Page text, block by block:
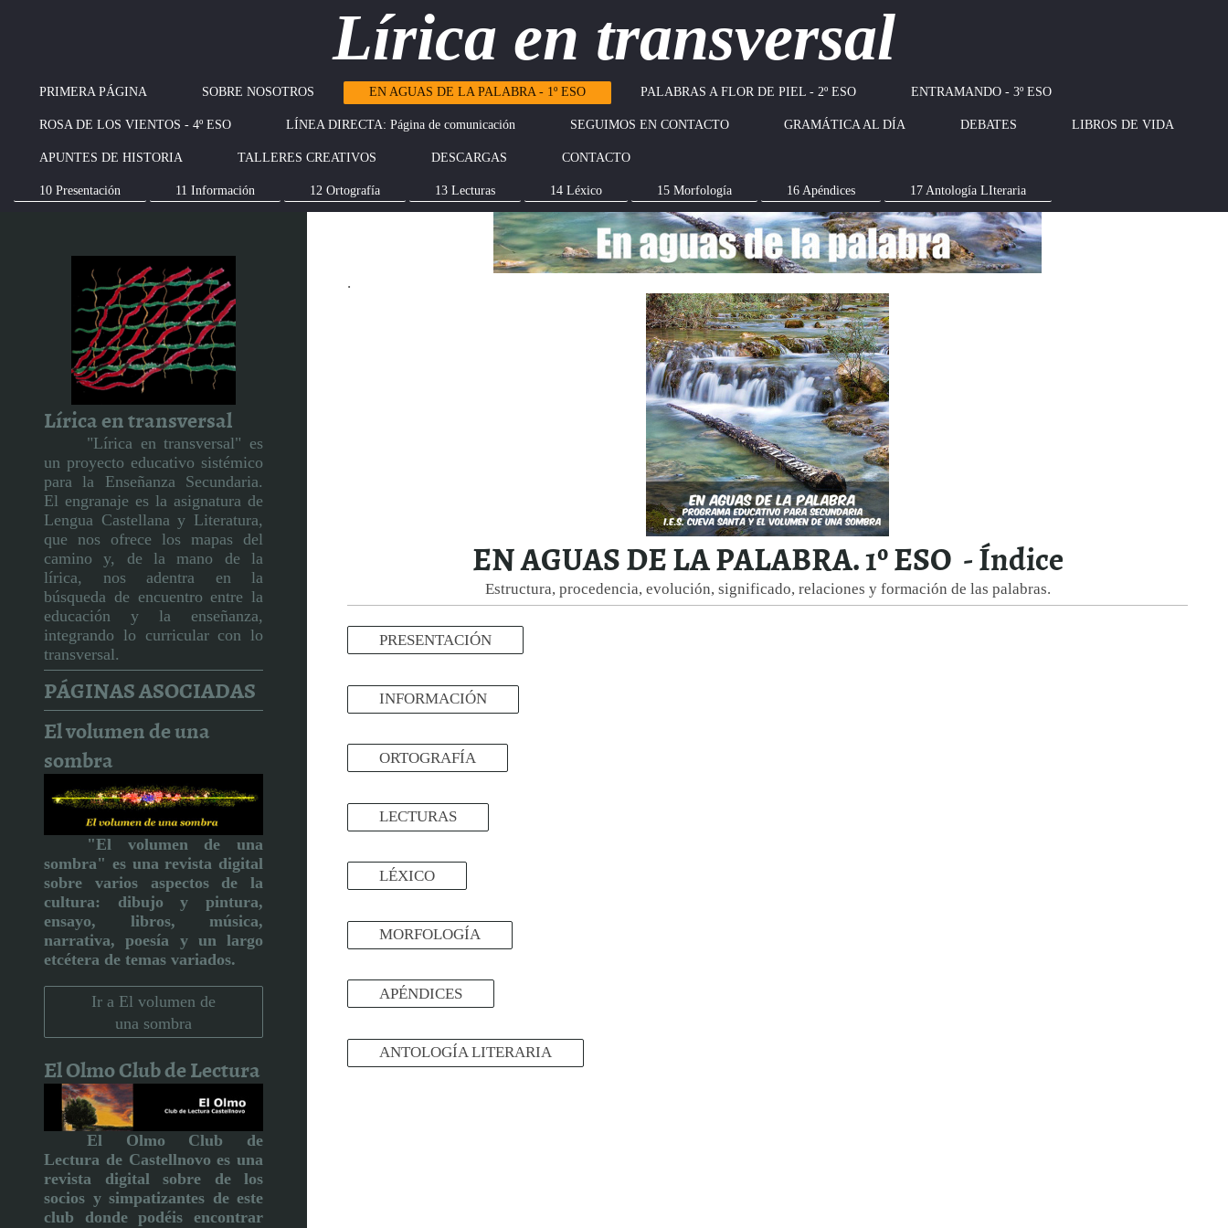
Lírica en transversal
PRIMERA PÁGINA SOBRE NOSOTROS EN AGUAS DE LA PALABRA - 1º ESO PALABRAS A FLOR DE PIEL - 2º ESO ENTRAMANDO - 3º ESO
ROSA DE LOS VIENTOS - 4º ESO LÍNEA DIRECTA: Página de comunicación SEGUIMOS EN CONTACTO GRAMÁTICA AL DÍA DEBATES LIBROS DE VIDA
APUNTES DE HISTORIA TALLERES CREATIVOS DESCARGAS CONTACTO
10 Presentación 11 Información 12 Ortografía 13 Lecturas 14 Léxico 15 Morfología 16 Apéndices 17 Antología LIteraria
.
EN AGUAS DE LA PALABRA. 1º ESO - Índice
Estructura, procedencia, evolución, significado, relaciones y formación de las palabras.
PRESENTACIÓN
INFORMACIÓN
ORTOGRAFÍA
LECTURAS
LÉXICO
MORFOLOGÍA
APÉNDICES
ANTOLOGÍA LITERARIA
Lírica en transversal
"Lírica en transversal" es
un proyecto educativo sistémico
para la Enseñanza Secundaria.
El engranaje es la asignatura de
Lengua Castellana y Literatura,
que nos ofrece los mapas del
camino y, de la mano de la
lírica, nos adentra en la
búsqueda de encuentro entre la
educación y la enseñanza,
integrando lo curricular con lo
transversal.
PÁGINAS ASOCIADAS
El volumen de una
sombra
"El volumen de una
sombra" es una revista digital
sobre varios aspectos de la
cultura:
dibujo y pintura,
ensayo, libros, música,
narrativa, poesía y un largo
etcétera de temas variados.
Ir a El volumen de
una sombra
El Olmo Club de Lectura
El Olmo Club de
Lectura de Castellnovo es una
revista digital sobre de los
socios y simpatizantes de este
club donde podéis encontrar